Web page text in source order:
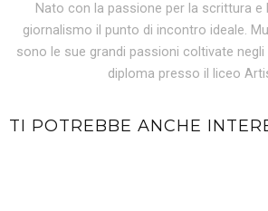
Nato con la passione per la scrittura e
giornalismo il punto di incontro ideale.
sono le sue grandi passioni coltivate negli
diploma presso il liceo
TI POTREBBE ANCHE